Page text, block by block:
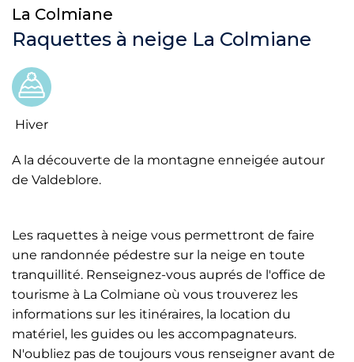
La Colmiane
Raquettes à neige La Colmiane
Hiver
A la découverte de la montagne enneigée autour
de Valdeblore.
Les raquettes à neige vous permettront de faire
une randonnée pédestre sur la neige en toute
tranquillité. Renseignez-vous auprés de l'office de
tourisme à La Colmiane où vous trouverez les
informations sur les itinéraires, la location du
matériel, les guides ou les accompagnateurs.
N'oubliez pas de toujours vous renseigner avant de